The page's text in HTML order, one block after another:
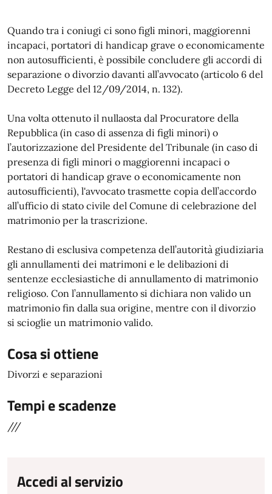
Quando tra i coniugi ci sono figli minori, maggiorenni
incapaci, portatori di handicap grave o economicamente
non autosufficienti, è possibile concludere gli accordi di
separazione o divorzio davanti all’avvocato (articolo 6 del
Decreto Legge del 12/09/2014, n. 132).
Una volta ottenuto il nullaosta dal Procuratore della
Repubblica (in caso di assenza di figli minori) o
l’autorizzazione del Presidente del Tribunale (in caso di
presenza di figli minori o maggiorenni incapaci o
portatori di handicap grave o economicamente non
autosufficienti), l'avvocato trasmette copia dell’accordo
all’ufficio di stato civile del Comune di celebrazione del
matrimonio per la trascrizione.
Restano di esclusiva competenza dell’autorità giudiziaria
gli annullamenti dei matrimoni e le delibazioni di
sentenze ecclesiastiche di annullamento di matrimonio
religioso. Con l’annullamento si dichiara non valido un
matrimonio fin dalla sua origine, mentre con il divorzio
si scioglie un matrimonio valido.
Cosa si ottiene
Divorzi e separazioni
Tempi e scadenze
///
Accedi al servizio